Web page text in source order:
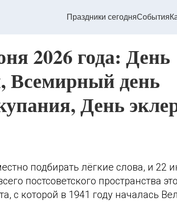
Праздники сегодняСобытия
2026 года: День
Всемирный день
День
подбирать лёгкие слова, и 22
постсоветского пространства
с которой в 1941 году началась